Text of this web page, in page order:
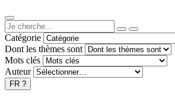
Catégorie
Dont les thèmes sont
Mots clés
Auteur
FR ?